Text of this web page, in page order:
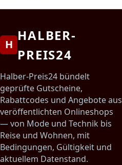
H
HALBER-
PREIS24
Halber-Preis24 bündelt
geprüfte Gutscheine,
Rabattcodes und Angebote aus
veröffentlichten Onlineshops
— von Mode und Technik bis
Reise und Wohnen, mit
Bedingungen, Gültigkeit und
aktuellem Datenstand.